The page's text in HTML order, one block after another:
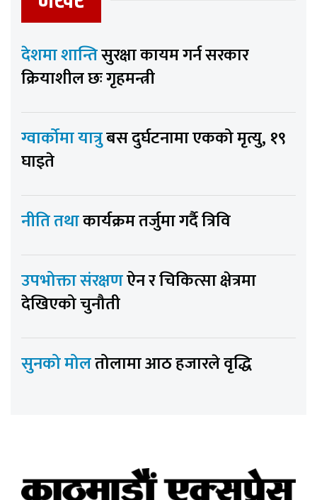
देशमा शान्तिसुरक्षा कायम गर्न सरकार
क्रियाशील छः गृहमन्त्री
ग्वार्कोमा यात्रुबस दुर्घटनामा एकको मृत्यु, १९
घाइते
नीति तथाकार्यक्रम तर्जुमा गर्दै त्रिवि
उपभोक्ता संरक्षणऐन र चिकित्सा क्षेत्रमा
देखिएको चुनौती
सुनको मोलतोलामा आठ हजारले वृद्धि